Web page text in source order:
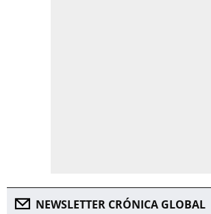
NEWSLETTER CRÓNICA GLOBAL